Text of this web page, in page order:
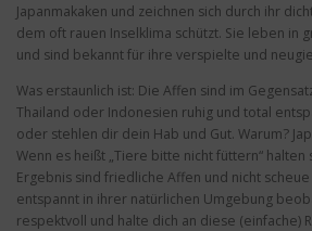
Japanmakaken und zeichnen sich durch ihr
dem oft rauen Inselklima schützt. Sie leben in
und sind bekannt für ihre verspielte und
Was erstaunlich ist: Die Affen sind im
Thailand oder Indonesien ruhig und total
oder stehlen dir dein Hab und Gut. Warum?
Wenn es heißt „Tiere bitte nicht füttern“ halten
Ergebnis sind friedliche Affen und nicht
entspannt in ihrer natürlichen Umgebung
respektvoll und halte dich an diese (einfache)